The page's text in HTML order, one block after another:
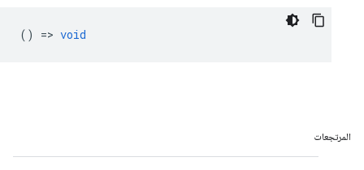
() => void
المرتجعات